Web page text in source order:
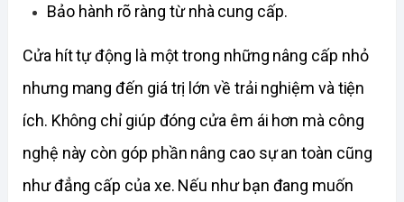
Bảo hành rõ ràng từ nhà cung cấp.
Cửa hít tự động là một trong những nâng cấp nhỏ
nhưng mang đến giá trị lớn về trải nghiệm và tiện
ích. Không chỉ giúp đóng cửa êm ái hơn mà công
nghệ này còn góp phần nâng cao sự an toàn cũng
như đẳng cấp của xe. Nếu như bạn đang muốn